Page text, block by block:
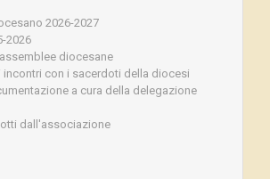
2026-2027
2026
diocesane
incontri con i sacerdoti della diocesi
a cura della delegazione
dall'associazione